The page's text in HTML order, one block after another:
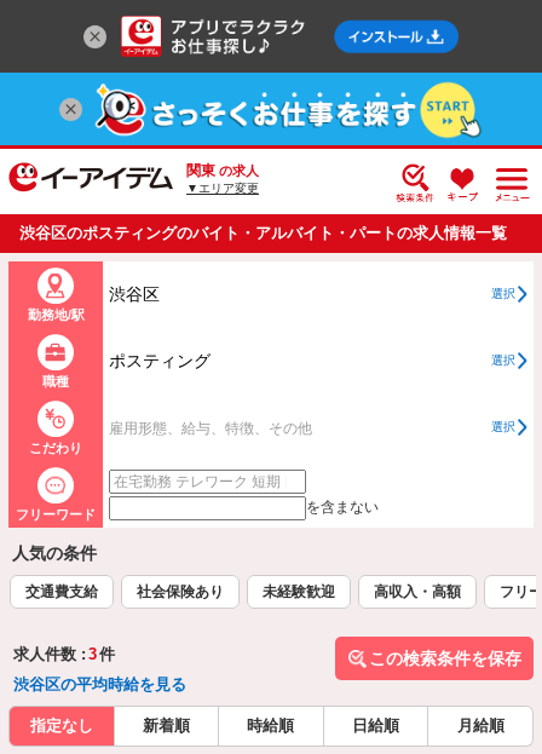
関東 の求人
▼エリア変更
渋谷区のポスティングのバイト・アルバイト・パートの求人情報一覧
勤務地/駅
渋谷区 選択
職種
ポスティング 選択
こだわり
雇用形態、給与、特徴、その他 選択
フリーワード を含まない
人気の条件
交通費支給 社会保険あり 未経験歓迎 高収入・高額 フリ
求人件数 : 3件
渋谷区の平均時給を見る
この検索条件を保存
指定なし 新着順 時給順 日給順 月給順